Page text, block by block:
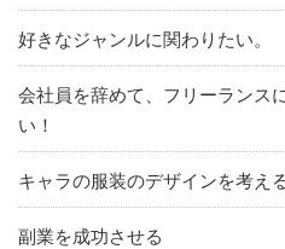
好きなジャンルに関わりたい。
会社員を辞めて、フリーランス
い！
キャラの服装のデザインを考え
副業を成功させる